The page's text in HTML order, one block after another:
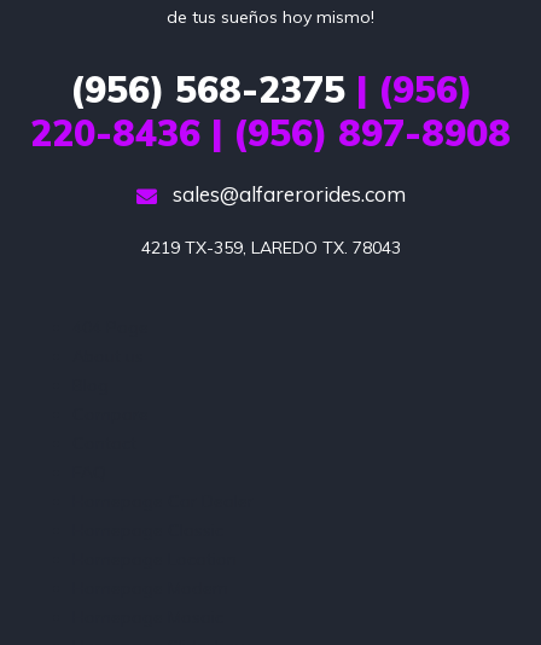
de tus sueños hoy mismo!
(956) 568-2375| (956)
220-8436 | (956) 897-8908
sales@alfarerorides.com
4219 TX-359, LAREDO TX. 78043